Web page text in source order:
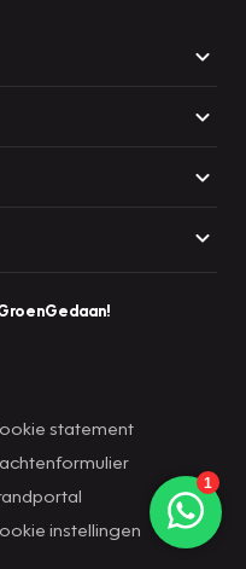
statement
instellingen